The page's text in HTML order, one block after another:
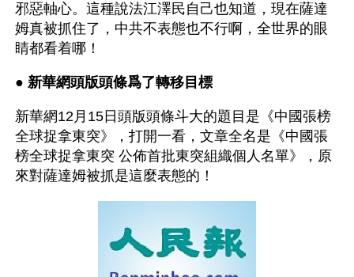
邪惡軸心。這種說法江澤民自己也知道，現在薩達
姆真被抓住了，中共不表態也不行啊，全世界的眼
睛都看着哪！
● 新華網頭版頭條爲了轉移目標
新華網12月15日頭版頭條斗大的題目是《中國張榜
全球捉拿東突》，打開一看，文章全名是《中國張
榜全球捉拿東突 公佈首批東突組織個人名單》，原
來對薩達姆被抓是這麼表態的！